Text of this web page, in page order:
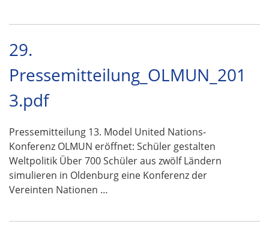
29.
Pressemitteilung_OLMUN_201
3.pdf
Pressemitteilung 13. Model United Nations-
Konferenz OLMUN eröffnet: Schüler gestalten
Weltpolitik Über 700 Schüler aus zwölf Ländern
simulieren in Oldenburg eine Konferenz der
Vereinten Nationen …